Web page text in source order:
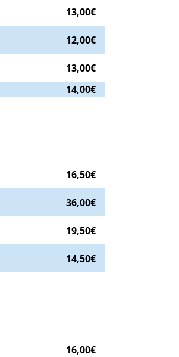
13,00€
12,00€
13,00€
14,00€
16,50€
36,00€
19,50€
14,50€
16,00€